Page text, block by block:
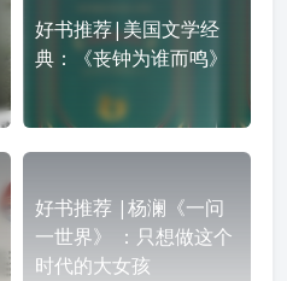
好书推荐|美国文学经
典：《丧钟为谁而鸣》
好书推荐 |杨澜《一问
一世界》 ：只想做这个
时代的大女孩